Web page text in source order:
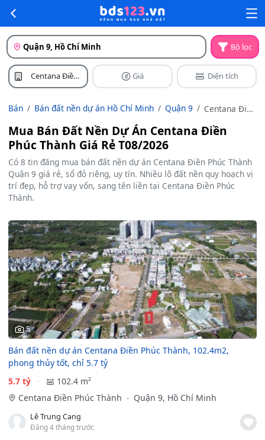
Quận 9, Hồ Chí Minh Bộ lọc
Centana Điền
Phúc Thành
Giá Diện tích
Bán Bán đất nền dự án Hồ Chí Minh Quận 9
Centana Điền
Mua Bán Đất Nền Dự Án Centana Điền
Phúc Thành Giá Rẻ T08/2026
Có 8 tin đăng mua bán đất nền dự án Centana Điền Phúc Thành
Quận 9 giá rẻ, sổ đỏ riêng, uy tín. Nhiều lô đất nền quy hoạch vị
trí đẹp, hỗ trợ vay vốn, sang tên liền tại Centana Điền Phúc
Thành.
5
Bán đất nền dự án Centana Điền Phúc Thành, 102.4m2,
phong thủy tốt, chỉ 5.7 tỷ
5.7 tỷ
102.4 m²
Centana Điền Phúc Thành
Quận 9, Hồ Chí Minh
Lê Trung Cang
Đăng 4 tháng trước